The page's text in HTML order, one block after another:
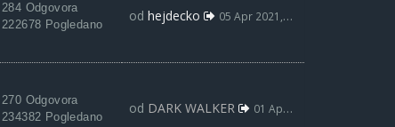
284 Odgovora
222678 Pogledano
od hejdecko 05 Apr 2021, 12:49
270 Odgovora
234382 Pogledano
od DARK WALKER 01 Apr 2021, 20:38